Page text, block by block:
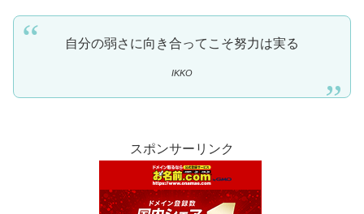
自分の弱さに向き合ってこそ努力は実る
IKKO
スポンサーリンク